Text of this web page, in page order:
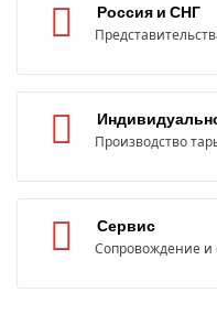
Россия и СНГ
Производство
Сервис
Сопровождение и